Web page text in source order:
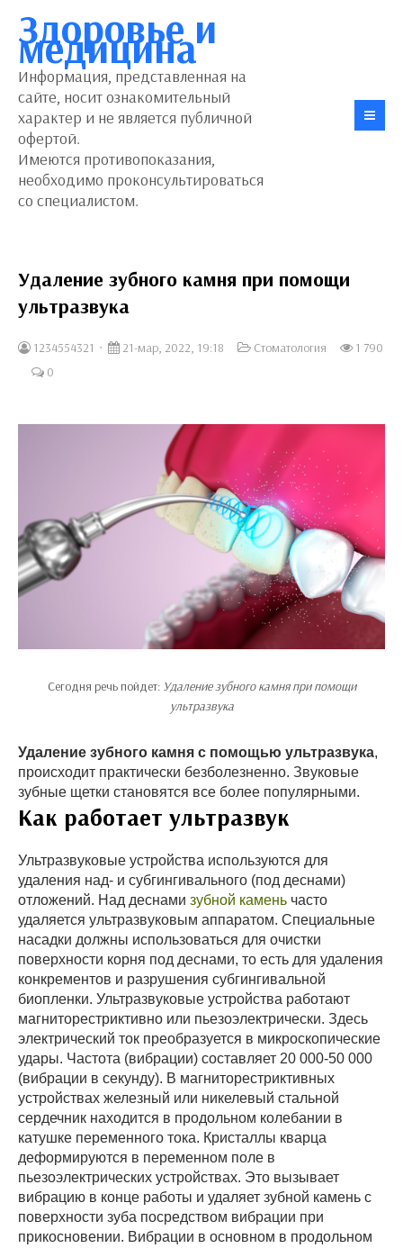
Здоровье и
медицина
Информация, представленная на
сайте, носит ознакомительный
характер и не является публичной
офертой.
Имеются противопоказания,
необходимо проконсультироваться
со специалистом.
Удаление зубного камня при помощи
ультразвука
1234554321 21-мар, 2022, 19:18 Стоматология
1 790
0
Сегодня речь пойдет: Удаление зубного камня при помощи
ультразвука
Удаление зубного камня с помощью ультразвука,
происходит практически безболезненно. Звуковые
зубные щетки становятся все более популярными.
Как работает ультразвук
Ультразвуковые устройства используются для
удаления над- и субгингивального (под деснами)
отложений. Над деснами зубной камень часто
удаляется ультразвуковым аппаратом. Специальные
насадки должны использоваться для очистки
поверхности корня под деснами, то есть для удаления
конкрементов и разрушения субгингивальной
биопленки. Ультразвуковые устройства работают
магниторестриктивно или пьезоэлектрически. Здесь
электрический ток преобразуется в микроскопические
удары. Частота (вибрации) составляет 20 000-50 000
(вибрации в секунду). В магниторестриктивных
устройствах железный или никелевый стальной
сердечник находится в продольном колебании в
катушке переменного тока. Кристаллы кварца
деформируются в переменном поле в
пьезоэлектрических устройствах. Это вызывает
вибрацию в конце работы и удаляет зубной камень с
поверхности зуба посредством вибрации при
прикосновении. Вибрации в основном в продольном